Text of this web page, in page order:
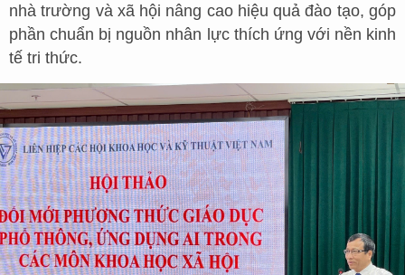
nhà trường và xã hội nâng cao hiệu quả đào tạo, góp
phần chuẩn bị nguồn nhân lực thích ứng với nền kinh
tế tri thức.